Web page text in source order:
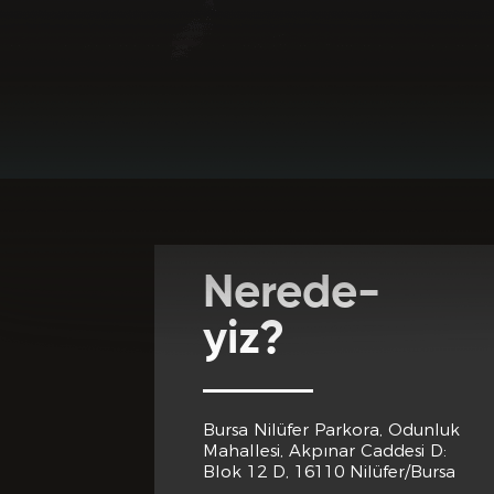
Nerede-
yiz?
Bursa Nilüfer Parkora, Odunluk
Mahallesi, Akpınar Caddesi D:
Blok 12 D, 16110 Nilüfer/Bursa
Son
Club Inferno
Club Inferno